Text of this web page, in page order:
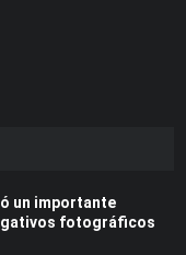
un importante
fotográficos